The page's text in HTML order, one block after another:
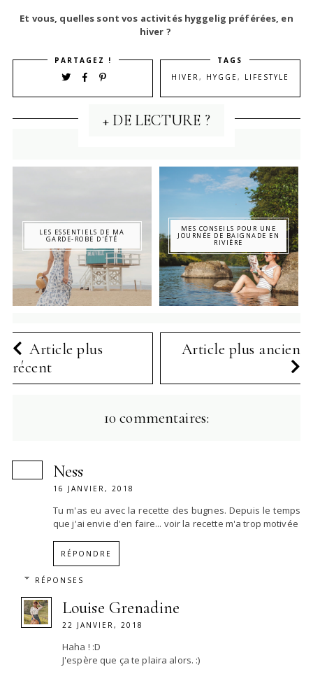
Et vous, quelles sont vos activités hyggelig préférées, en
hiver ?
PARTAGEZ !
TAGS
HIVER , HYGGE , LIFESTYLE
+ DE LECTURE ?
LES ESSENTIELS DE MA
GARDE-ROBE D'ÉTÉ
MES CONSEILS POUR UNE
JOURNÉE DE BAIGNADE EN
RIVIÈRE
Article plus
récent
Article plus ancien
10 commentaires:
Ness
16 JANVIER, 2018
Tu m'as eu avec la recette des bugnes. Depuis le temps
que j'ai envie d'en faire... voir la recette m'a trop motivée
RÉPONDRE
RÉPONSES
Louise Grenadine
22 JANVIER, 2018
Haha ! :D
J'espère que ça te plaira alors. :)